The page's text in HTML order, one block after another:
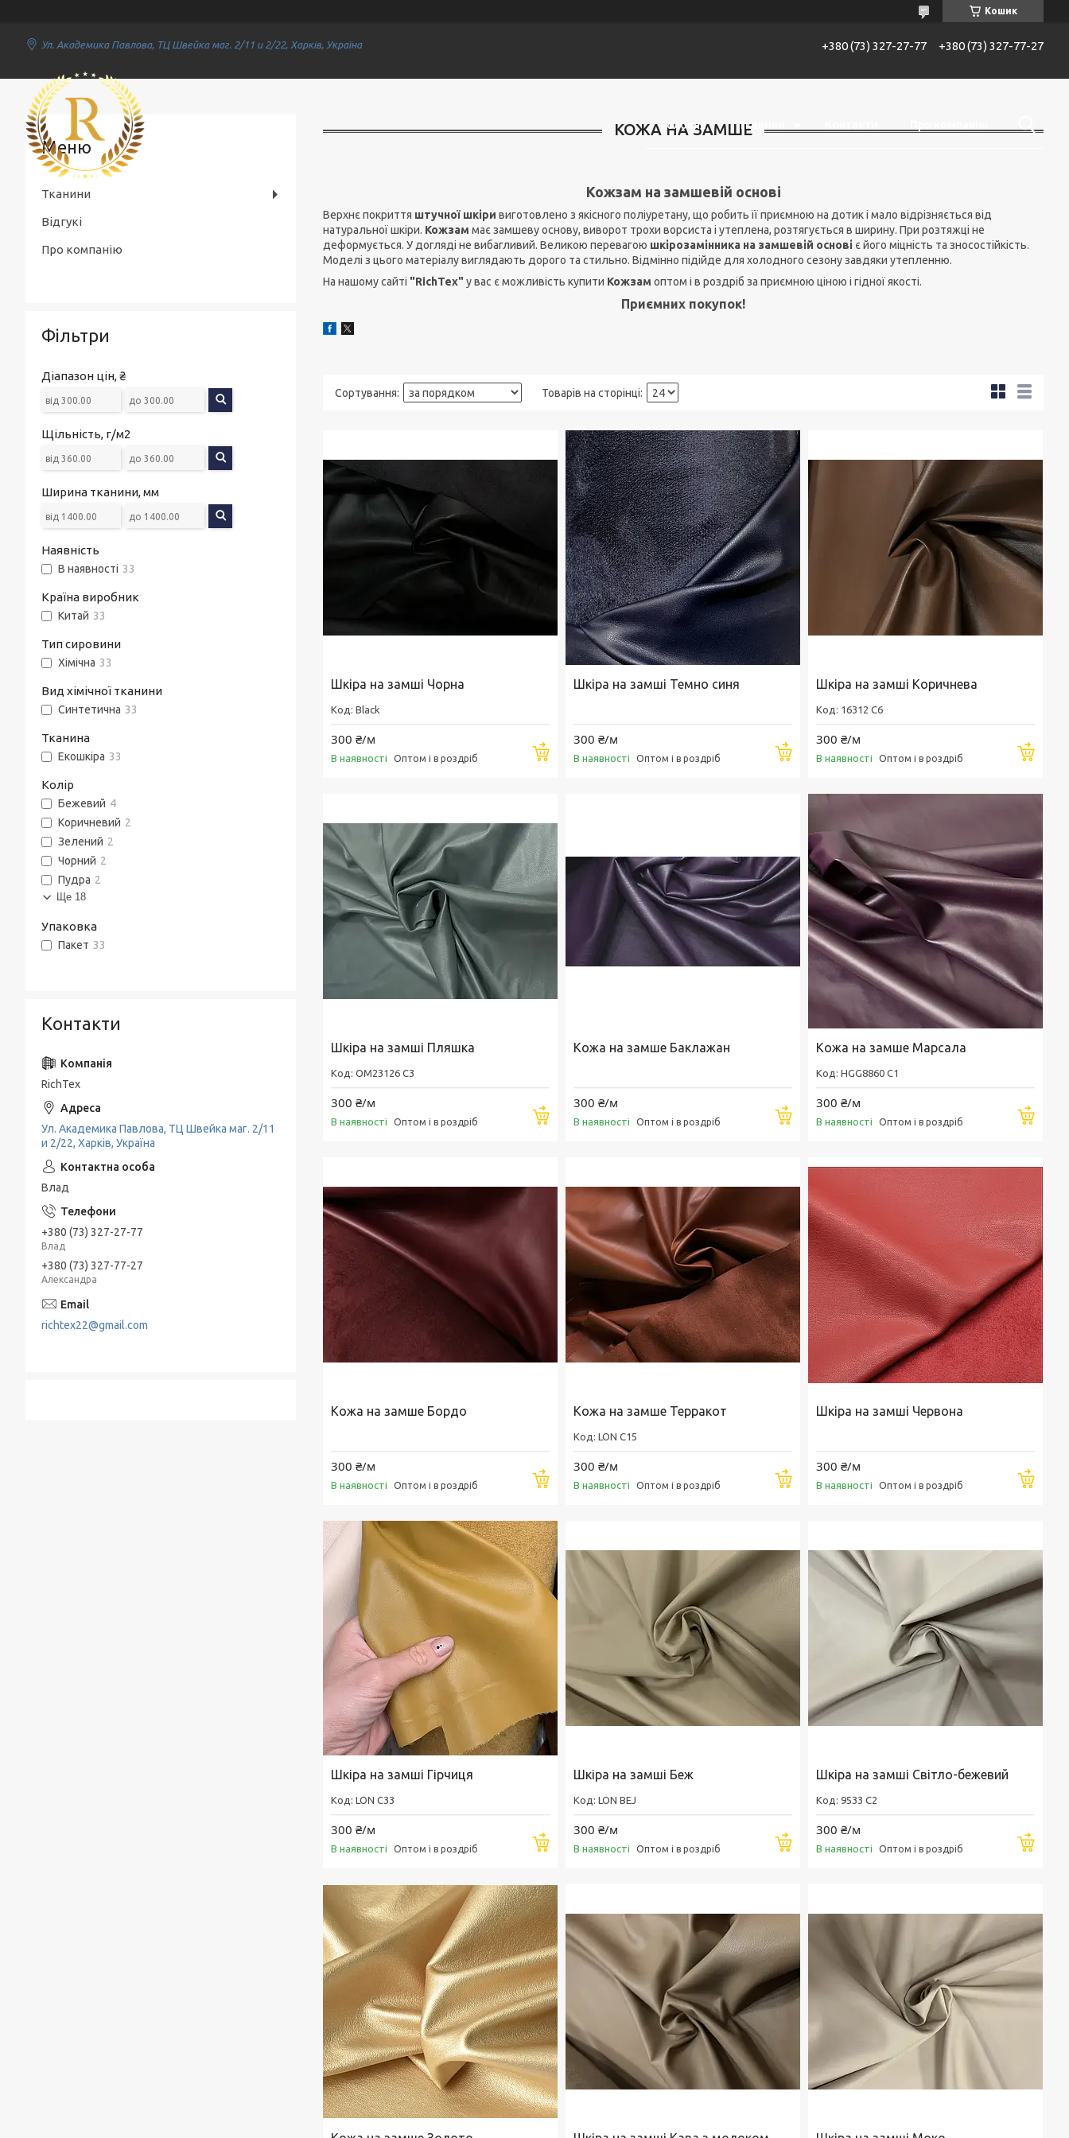
Кошик
Ул. Академика Павлова, ТЦ Швейка маг. 2/11 и 2/22, Харків, Україна +380 (73) 327-27-77 +380 (73) 327-77-27
Головна Тканини
КОЖА НА ЗАМШЕ
Кожзам на замшевій основі
Верхнє покриття штучної шкіри виготовлено з якісного поліуретану, що робить її приємною на дотик і мало відрізняється від
натуральної шкіри. Кожзам має замшеву основу, виворот трохи ворсиста і утеплена, розтягується в ширину. При розтяжці не
деформується. У догляді не вибагливий. Великою перевагою шкірозамінника на замшевій основі є його міцність та зносостійкість.
Моделі з цього матеріалу виглядають дорого та стильно. Відмінно підійде для холодного сезону завдяки утепленню.
На нашому сайті "RichTex" у вас є можливість купити Кожзам оптом і в роздріб за приємною ціною і гідної якості.
Приємних покупок!
Шкіра на замші Чорна
Black
300 ₴/м
В наявності Оптом і в роздріб Купити
Шкіра на замші Темно синя
300 ₴/м
В наявності Оптом і в роздріб Купити
Шкіра на замші Коричнева
16312 С6
300 ₴/м
В наявності Оптом і в роздріб
Шкіра на замші Пляшка
ОМ23126 С3
300 ₴/м
В наявності Оптом і в роздріб Купити
Кожа на замше Баклажан
300 ₴/м
В наявності Оптом і в роздріб Купити
Кожа на замше Марсала
HGG8860 C1
300 ₴/м
В наявності Оптом і в роздріб
Кожа на замше Бордо
300 ₴/м
В наявності Оптом і в роздріб Купити
Кожа на замше Терракот
LON C15
300 ₴/м
В наявності Оптом і в роздріб Купити
Шкіра на замші Червона
300 ₴/м
В наявності Оптом і в роздріб
Шкіра на замші Гірчиця
LON C33
300 ₴/м
В наявності Оптом і в роздріб Купити
Шкіра на замші Беж
LON BEJ
300 ₴/м
В наявності Оптом і в роздріб Купити
Шкіра на замші Світло-бежевий
9533 C2
300 ₴/м
В наявності Оптом і в роздріб
Тканини
Відгукі
Про компанію
Фільтри
Діапазон цін, ₴
Щільність, г/м2
Ширина тканини, мм
Наявність
В наявності 33
Країна виробник
Китай 33
Тип сировини
Хімічна 33
Вид хімічної тканини
Синтетична 33
Тканина
Екошкіра 33
Колір
Бежевий 4
Коричневий 2
Зелений 2
Чорний 2
Пудра 2
Ще 18
Упаковка
Пакет 33
Контакти
RichTex
Ул. Академика Павлова, ТЦ Швейка маг. 2/11
и 2/22, Харків, Україна
Влад
+380 (73) 327-27-77
Влад
+380 (73) 327-77-27
Александра
richtex22@gmail.com